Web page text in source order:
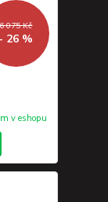
6 075 Kč
- 26 %
v eshopu